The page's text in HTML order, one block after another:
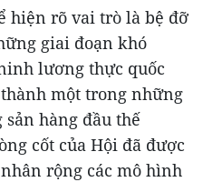
hiện rõ vai trò là bệ đỡ
giai đoạn khó
lương thực quốc
một trong những
hàng đầu thế
cốt của Hội đã được
rộng các mô hình